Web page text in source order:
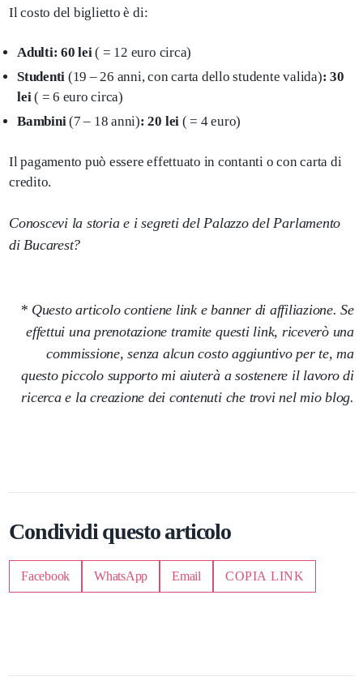
Il costo del biglietto è di:
Adulti: 60 lei( = 12 euro circa)
Studenti (19 – 26 anni, con carta dello studente valida): 30
lei( = 6 euro circa)
Bambini(7 – 18 anni): 20 lei ( = 4 euro)
Il pagamento può essere effettuato in contanti o con carta di
credito.
Conoscevi la storia e i segreti del Palazzo del Parlamento
di Bucarest?
* Questo articolo contiene link e banner di affiliazione. Se
effettui una prenotazione tramite questi link, riceverò una
commissione, senza alcun costo aggiuntivo per te, ma
questo piccolo supporto mi aiuterà a sostenere il lavoro di
ricerca e la creazione dei contenuti che trovi nel mio blog.
Condividi questo articolo
Facebook WhatsApp Email COPIA LINK